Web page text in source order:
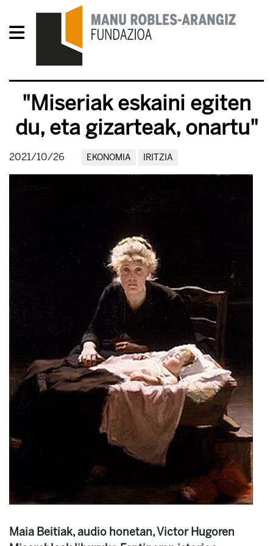
"Miseriak eskaini egiten
du, eta gizarteak, onartu"
2021/10/26 EKONOMIA IRITZIA
Maia Beitiak, audio honetan, Victor Hugoren